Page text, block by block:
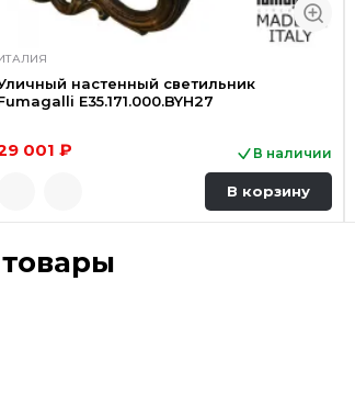
настенный светильник
E35.171.000.BYH27
001 ₽ В наличии
В корзину